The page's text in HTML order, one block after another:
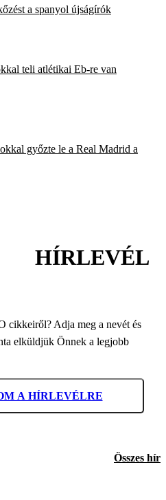
a spanyol újságírók
teli atlétikai Eb-re van
győzte le a Real Madrid a
HÍRLEVÉL
cikkeiről? Adja meg a nevét és
elküldjük Önnek a legjobb
A HÍRLEVÉLRE
Összes hír